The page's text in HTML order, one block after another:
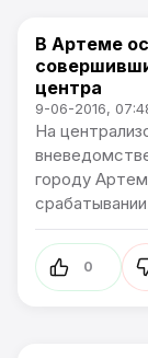
В Артеме
центра
9-06-2016,
На
городу
0